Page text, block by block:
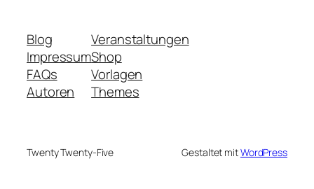
Blog
Impressum
FAQs
Autoren
Veranstaltungen
Shop
Vorlagen
Themes
Twenty Twenty-Five Gestaltet mitWordPress